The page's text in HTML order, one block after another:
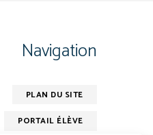
Navigation
PLAN DU SITE
PORTAIL ÉLÈVE